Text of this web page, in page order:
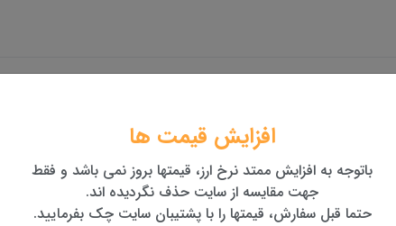
افزایش قیمت ها
باتوجه به افزایش ممتد نرخ ارز، قیمتها بروز نمی باشد و فقط
جهت مقایسه از سایت حذف نگردیده اند.
حتما قبل سفارش، قیمتها را با پشتیبان سایت چک بفرمایید.